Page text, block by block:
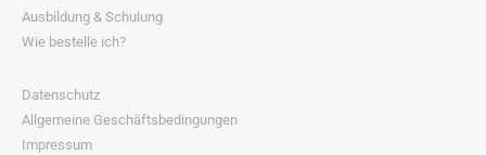
Ausbildung & Schulung
Wie bestelle ich?
Datenschutz
Allgemeine Geschäftsbedingungen
Impressum